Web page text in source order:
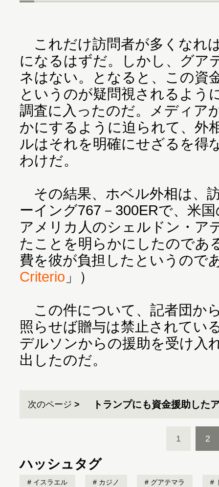
これだけ訪問者が多くなれ
になるはずだ。しかし、グア
ネはない。となると、この資
というのが疑問視されるよう
調査に入ったのだ。メディア
かにするように迫られて、外
ルはそれを明確にせざるを
わけだ。
その結果、ホベル外相は、
ーイング767－300ERで、米
アメリカ人のシェルドン・ア
たことを明らかにしたのであ
費を彼が負担したというので
Criterio 」）
この件について、記者団か
照らせば贈与は禁止されてい
デルソンからの援助を受け入
出したのだ。
次のページ トランプにも資金援助した
1 2
ハッシュタグ
イスラエル カジノ グアテマラ